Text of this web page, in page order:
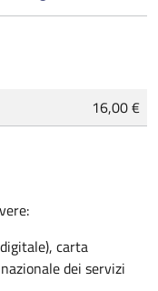
16,00 €
carta
dei servizi